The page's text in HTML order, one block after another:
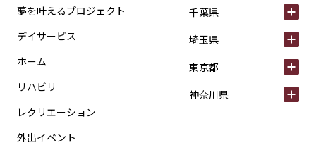
夢を叶えるプロジェクト
デイサービス
ホーム
リハビリ
レクリエーション
外出イベント
千葉県
埼玉県
東京都
神奈川県